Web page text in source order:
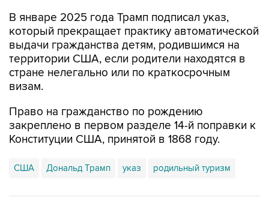
В январе 2025 года Трамп подписал указ,
который прекращает практику автоматической
выдачи гражданства детям, родившимся на
территории США, если родители находятся в
стране нелегально или по краткосрочным
визам.
Право на гражданство по рождению
закреплено в первом разделе 14-й поправки к
Конституции США, принятой в 1868 году.
США Дональд Трамп указ родильный туризм